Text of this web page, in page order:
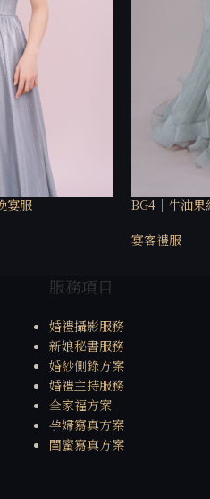
宴服
BG4｜牛油果
宴客禮服
服務項目
婚禮攝影服務
新娘秘書服務
婚紗側錄方案
婚禮主持服務
全家福方案
孕婦寫真方案
閨蜜寫真方案